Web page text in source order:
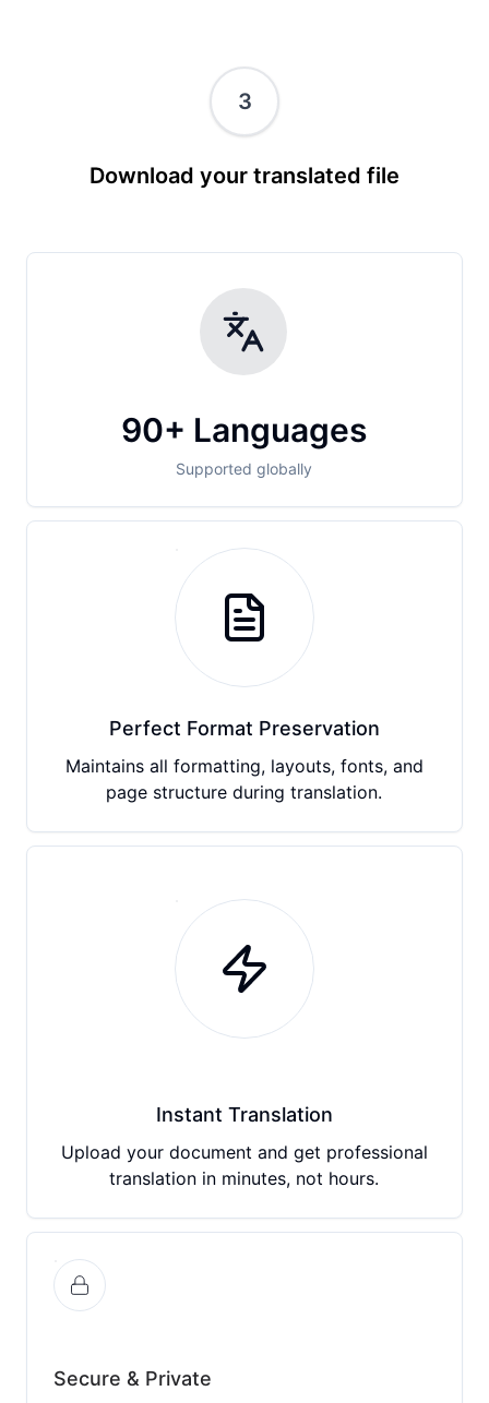
3
Download your translated file
90+ Languages
Supported globally
Perfect Format Preservation
Maintains all formatting, layouts, fonts, and
page structure during translation.
Instant Translation
Upload your document and get professional
translation in minutes, not hours.
Secure & Private